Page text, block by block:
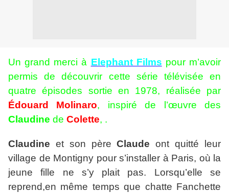
Un grand merci à Elephant Films pour m’avoir
permis de découvrir cette série télévisée en
quatre épisodes sortie en 1978, réalisée par
Édouard Molinaro, inspiré de l’œuvre des
Claudine de Colette, .
Claudine et son pèreClaudeont quitté leur
village de Montigny pour s’installer à Paris, où la
jeune fille ne s’y plait pas. Lorsqu’elle se
reprend,en même temps que chatte Fanchette